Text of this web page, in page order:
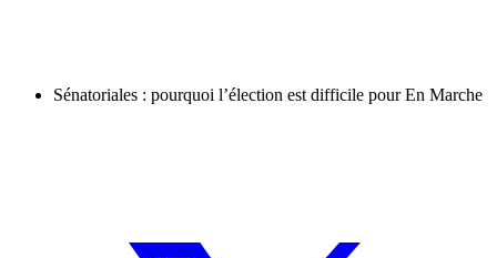
Sénatoriales : pourquoi l’élection est difficile pour En Marche